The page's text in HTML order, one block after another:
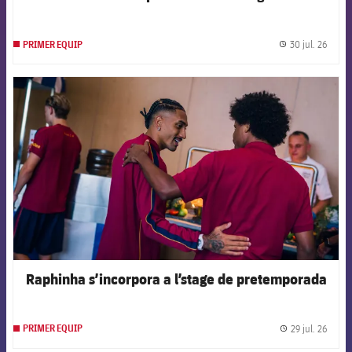
PRIMER EQUIP 30 jul. 26
Raphinha s’incorpora a l’stage de pretemporada
PRIMER EQUIP 29 jul. 26